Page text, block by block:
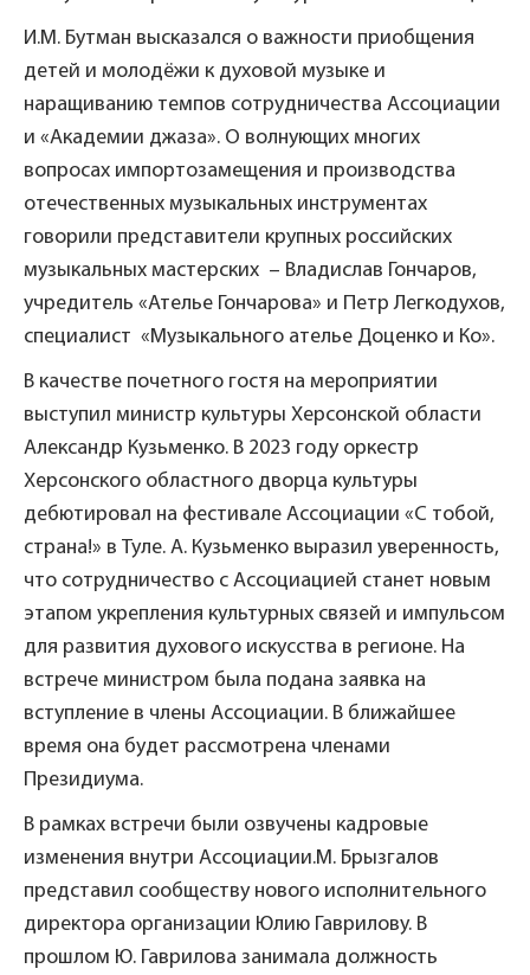
И.М. Бутман высказался о важности приобщения
детей и молодёжи к духовой музыке и
наращиванию темпов сотрудничества Ассоциации
и «Академии джаза». О волнующих многих
вопросах импортозамещения и производства
отечественных музыкальных инструментах
говорили представители крупных российских
музыкальных мастерских – Владислав Гончаров,
учредитель «Ателье Гончарова» и Петр Легкодухов,
специалист «Музыкального ателье Доценко и Ко».
В качестве почетного гостя на мероприятии
выступил министр культуры Херсонской области
Александр Кузьменко. В 2023 году оркестр
Херсонского областного дворца культуры
дебютировал на фестивале Ассоциации «С тобой,
страна!» в Туле. А. Кузьменко выразил уверенность,
что сотрудничество с Ассоциацией станет новым
этапом укрепления культурных связей и импульсом
для развития духового искусства в регионе. На
встрече министром была подана заявка на
вступление в члены Ассоциации. В ближайшее
время она будет рассмотрена членами
Президиума.
В рамках встречи были озвучены кадровые
изменения внутри Ассоциации.М. Брызгалов
представил сообществу нового исполнительного
директора организации Юлию Гаврилову. В
прошлом Ю. Гаврилова занимала должность